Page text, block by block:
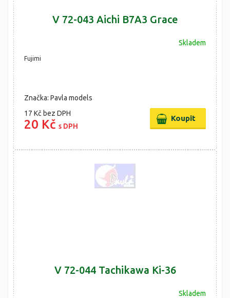
V 72-043 Aichi B7A3 Grace
Skladem
Fujimi
Značka: Pavla models
17 Kč bez DPH
20 Kč s DPH
V 72-044 Tachikawa Ki-36
Skladem